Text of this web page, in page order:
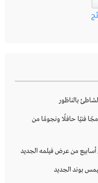
بالناظور
2026 يكشف برنامجًا فنيًا حافلًا ونجومًا من
أسابيع من عرض فيلمه الجديد
بوند الجديد